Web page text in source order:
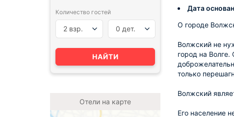
Дата
О городе
Волжский не
город на
только
Волжский
Его население
Количество гостей
2 взр. 0 дет.
НАЙТИ
Отели на карте